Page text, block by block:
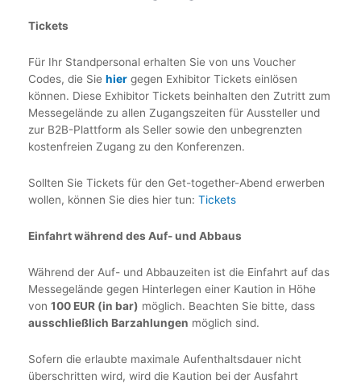
Tickets
Für Ihr Standpersonal erhalten Sie von uns Voucher
Codes, die Sie hier gegen Exhibitor Tickets einlösen
können. Diese Exhibitor Tickets beinhalten den Zutritt zum
Messegelände zu allen Zugangszeiten für Aussteller und
zur B2B-Plattform als Seller sowie den unbegrenzten
kostenfreien Zugang zu den Konferenzen.
Sollten Sie Tickets für den Get-together-Abend erwerben
wollen, können Sie dies hier tun: Tickets
Einfahrt während des Auf- und Abbaus​
Während der Auf- und Abbauzeiten ist die Einfahrt auf das
Messegelände gegen Hinterlegen einer Kaution in Höhe
von 100 EUR (in bar) möglich. Beachten Sie bitte, dass
ausschließlich Barzahlungen möglich sind.
Sofern die erlaubte maximale Aufenthaltsdauer nicht
überschritten wird, wird die Kaution bei der Ausfahrt